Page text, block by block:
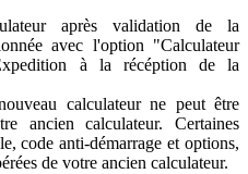
après validation de la
avec l'option "Calculateur
à la récéption de la
calculateur ne peut être
ancien calculateur. Certaines
code anti-démarrage et options,
de votre ancien calculateur.